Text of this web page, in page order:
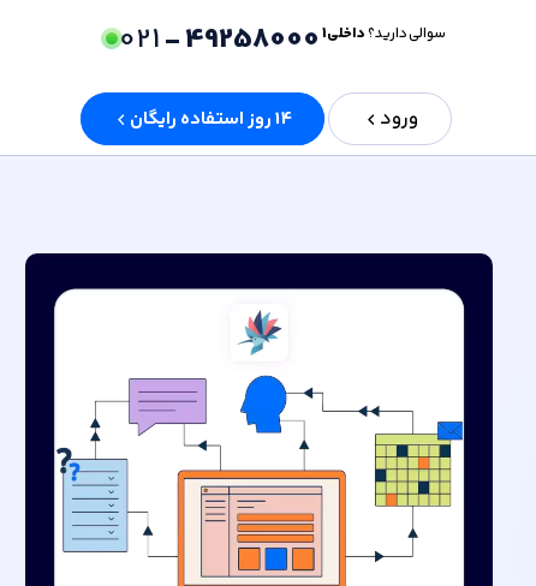
سوالی دارید؟داخلی 1 49258000 -
021
ورود 14 روز استفاده رایگان